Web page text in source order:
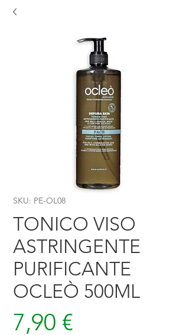
SKU: PE-OL08
TONICO VISO
ASTRINGENTE
PURIFICANTE
OCLEÒ 500ML
7,90 €